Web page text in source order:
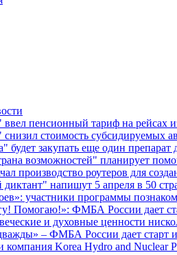
пенсионный тариф на рейсах
стоимость субсидируемых
будет закупать еще один
возможностей" планирует
производство роутеров для
напишут 5 апреля в 50
участники программы
Помогаю!»: ФМБА России дает
и духовные ценности
– ФМБА России дает старт
компания Korea Hydro and Nuclear